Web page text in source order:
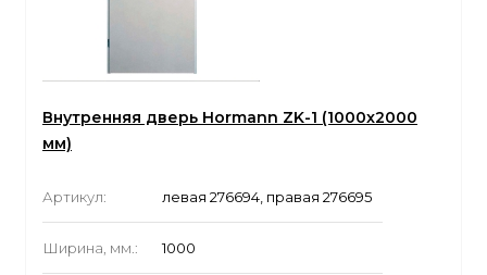
Внутренняя дверь Hormann ZK-1 (1000x2000
мм)
Артикул: левая 276694, правая 276695
Ширина, мм.: 1000